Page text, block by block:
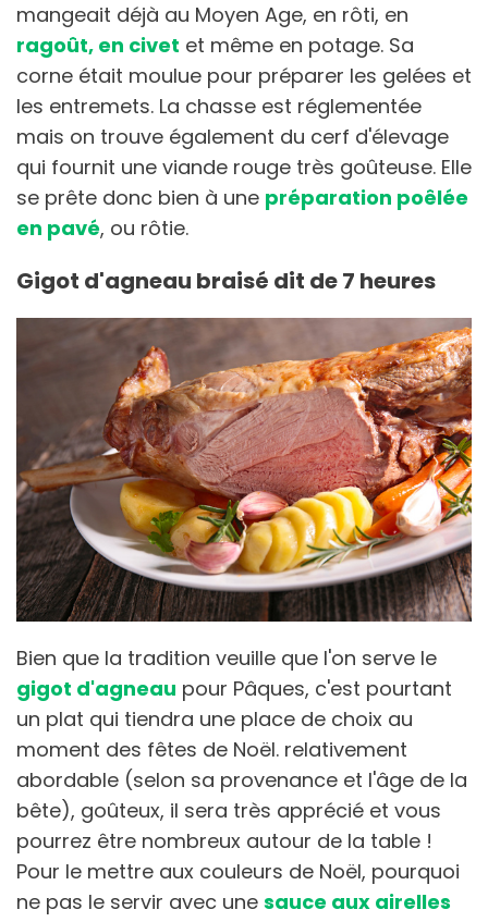
mangeait déjà au Moyen Age, en rôti, en
ragoût, en civet et même en potage. Sa
corne était moulue pour préparer les gelées et
les entremets. La chasse est réglementée
mais on trouve également du cerf d'élevage
qui fournit une viande rouge très goûteuse. Elle
se prête donc bien à une préparation poêlée
en pavé, ou rôtie.
Gigot d'agneau braisé dit de 7 heures
Bien que la tradition veuille que l'on serve le
gigot d'agneau pour Pâques, c'est pourtant
un plat qui tiendra une place de choix au
moment des fêtes de Noël. relativement
abordable (selon sa provenance et l'âge de la
bête), goûteux, il sera très apprécié et vous
pourrez être nombreux autour de la table !
Pour le mettre aux couleurs de Noël, pourquoi
ne pas le servir avec une sauce aux airelles